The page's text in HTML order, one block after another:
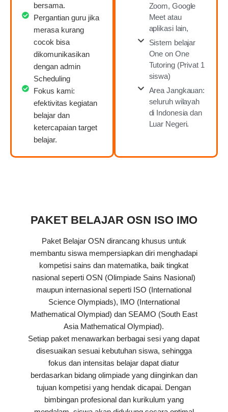
bersama.
Pergantian guru jika
merasa kurang
cocok bisa
dikomunikasikan
dengan admin
Scheduling
Fokus kami:
efektivitas kegiatan
belajar dan
ketercapaian target
belajar.
Zoom, Google
Meet atau
aplikasi lain,
Sistem belajar
One on One
Tutoring (Privat 1
siswa)
Area Jangkauan:
seluruh wilayah
di Indonesia dan
Luar Negeri.
PAKET BELAJAR OSN ISO IMO
Paket Belajar OSN dirancang khusus untuk
membantu siswa mempersiapkan diri menghadapi
kompetisi sains dan matematika, baik tingkat
nasional seperti OSN (Olimpiade Sains Nasional)
maupun internasional seperti ISO (International
Science Olympiads), IMO (International
Mathematical Olympiad) dan SEAMO (South East
Asia Mathematical Olympiad).
Setiap paket menawarkan berbagai sesi yang dapat
disesuaikan sesuai kebutuhan siswa, sehingga
fokus dan intensitas belajar dapat diatur
berdasarkan bidang olimpiade yang diinginkan dan
tujuan kompetisi yang hendak dicapai. Dengan
bimbingan profesional dan kurikulum yang